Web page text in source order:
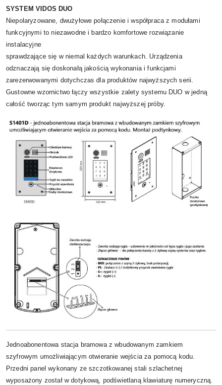
SYSTEM VIDOS DUO
Niepolaryzowane, dwużyłowe połączenie i współpraca z modułami
funkcyjnymi to niezawodne i bardzo komfortowe rozwiązanie
instalacyjne
sprawdzające się w niemal każdych warunkach. Urządzenia
odznaczają się doskonałą jakością wykonania i funkcjami
zarezerwowanymi dotychczas dla produktów najwyższych serii.
Gustowne wzornictwo łączy wszystkie zalety systemu DUO w jedną
całość tworząc tym samym produkt najwyższej próby.
Jednoabonentowa stacja bramowa z wbudowanym zamkiem
szyfrowym umożliwiającym otwieranie wejścia za pomocą kodu.
Przedni panel wykonany ze szczotkowanej stali szlachetnej
wyposażony został w dotykową, podświetlaną klawiaturę numeryczną.